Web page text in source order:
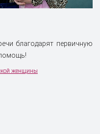
благодарят первичную
женщины